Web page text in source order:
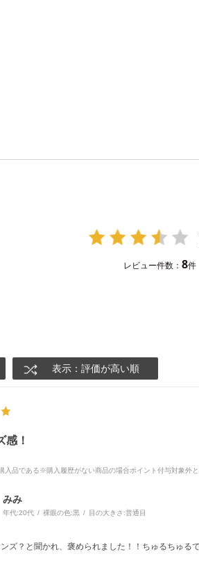
レビュー件数： 8件
表示：評価が高い順
感！
入品である※購入履歴がない商品の場合ポイント付与対象外と
みみ
年代:20代 裸眼の色:黒 目の大きさ:普通目
ズ？と聞かれ、褒められました！！ちゅるちゅる